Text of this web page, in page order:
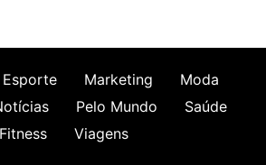
Esporte Marketing
Moda
Pelo Mundo
Saúde
Fitness
Viagens